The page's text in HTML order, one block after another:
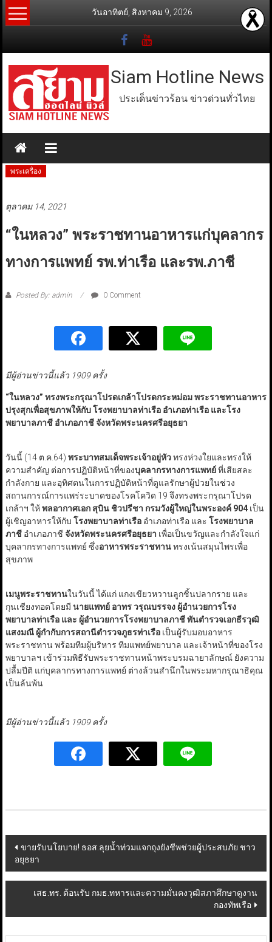
Skip
to
วันอาทิตย์, สิงหาคม 9, 2026
Siam Hotline News
ประเด็นข่าวร้อน ข่าวด่วนทั่วไทย
พระเครื่อง
ตุลาคม 14, 2021
“ในหลวง” พระราชทานอาหารแก่บุคลากร
ทางการแพทย์ รพ.ท่าเรือ และรพ.ภาชี
Posted By: admin 0 Comment
มีผู้อ่านข่าวนี้แล้ว 1909 ครั้ง
“ในหลวง” ทรงพระกรุณาโปรดเกล้าโปรดกระหม่อม พระราชทานอาหาร
ปรุงสุกเพื่อสุขภาพให้กับ โรงพยาบาลท่าเรือ อำเภอท่าเรือ และโรง
พยาบาลภาชี อำเภอภาชี จังหวัดพระนครศรีอยุธยา
วันนี้ (14 ต.ค.64) พระบาทสมเด็จพระเจ้าอยู่หัวทรงห่วงใยและทรงให้
ความสำคัญ ต่อการปฏิบัติหน้าที่ของบุคลากรทางการแพทย์ที่เสียสละ
กำลังกาย และอุทิศตนในการปฏิบัติหน้าที่ดูแลรักษาผู้ป่วยในช่วง
สถานการณ์การแพร่ระบาดของโรคโควิด 19 จึงทรงพระกรุณาโปรด
เกล้าฯ ให้พลอากาศเอก สุบิน ชิวปรีชา กรมวังผู้ใหญ่ในพระองค์ 904เป็น
ผู้เชิญอาหารให้กับ โรงพยาบาลท่าเรืออำเภอท่าเรือ และ โรงพยาบาล
ภาชีอำเภอภาชี จังหวัดพระนครศรีอยุธยา เพื่อเป็นขวัญและกำลังใจแก่
บุคลากรทางการแพทย์ ซึ่งอาหารพระราชทานทรงเน้นสมุนไพรเพื่อ
สุขภาพ
เมนูพระราชทานในวันนี้ ได้แก่ แกงเขียวหวานลูกชิ้นปลากราย และ
กุนเชียงทอดโดยมี นายแพทย์ อาทร วรุณบรรจง ผู้อำนวยการโรง
พยาบาลท่าเรือ และ ผู้อำนวยการโรงพยาบาลภาชี พันตำรวจเอกธีรวุฒิ
แสงมณี ผู้กำกับการสถานีตำรวจภูธรท่าเรือเป็นผู้รับมอบอาหาร
พระราชทาน พร้อมทีมผู้บริหาร ทีมแพทย์พยาบาล และเจ้าหน้าที่ของโรง
พยาบาลฯ เข้าร่วมพิธีรับพระราชทานหน้าพระบรมฉายาลักษณ์ ยังความ
ปลื้มปีติ แก่บุคลากรทางการแพทย์ ต่างล้วนสำนึกในพระมหากรุณาธิคุณ
เป็นล้นพ้น
มีผู้อ่านข่าวนี้แล้ว 1909 ครั้ง
Post
navigation
ขายรับนโยบาย! ธอส.ลุยน้ำท่วมแจกถุงยังชีพช่วยผู้ประสบภัย ชาว
อยุธยา
เสธ.ทร. ต้อนรับ กมธ.ทหารและความมั่นคงวุฒิสภาศึกษาดูงาน
กองทัพเรือ